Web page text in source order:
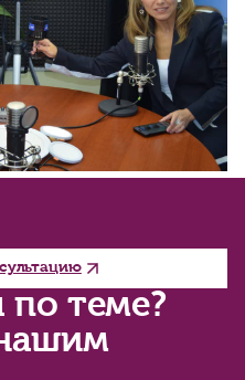
по теме?